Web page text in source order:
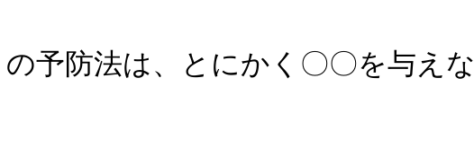
の予防法は、とにかく〇〇を与えな